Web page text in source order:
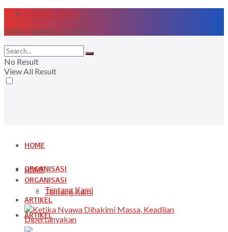
Tentang LIDMI
Selasa, Agustus 11, 2026
No Result
View All Result
HOME
ORGANISASI
Tentang Kami
ARTIKEL
HOME
ORGANISASI
Tentang Kami
ARTIKEL